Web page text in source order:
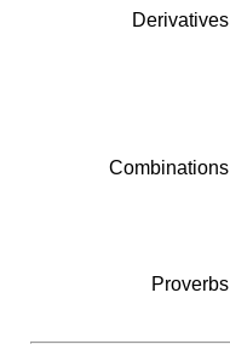
Derivatives
Combinations
Proverbs